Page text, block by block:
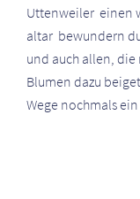
Uttenweiler einen
altar bewundern
und auch allen,
Blumen dazu
Wege nochmals